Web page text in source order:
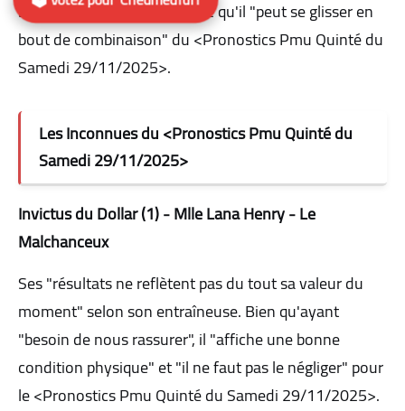
bien se comporter" et estime qu'il "peut se glisser en
bout de combinaison" du <Pronostics Pmu Quinté du
Samedi 29/11/2025>.
Les Inconnues du <Pronostics Pmu Quinté du
Samedi 29/11/2025>
Invictus du Dollar (1) - Mlle Lana Henry - Le
Malchanceux
Ses "résultats ne reflètent pas du tout sa valeur du
moment" selon son entraîneuse. Bien qu'ayant
"besoin de nous rassurer", il "affiche une bonne
condition physique" et "il ne faut pas le négliger" pour
le <Pronostics Pmu Quinté du Samedi 29/11/2025>.